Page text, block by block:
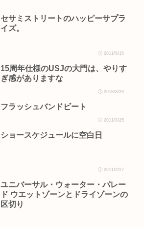
セサミストリートのハッピーサプラ
イズ。
2011/5/15
15周年仕様のUSJの大門は、やりす
ぎ感がありますな
2016/3/20
フラッシュバンドビート
2011/3/25
ショースケジュールに空白日
2011/2/27
ユニバーサル・ウォーター・パレー
ド ウエットゾーンとドライゾーンの
区切り